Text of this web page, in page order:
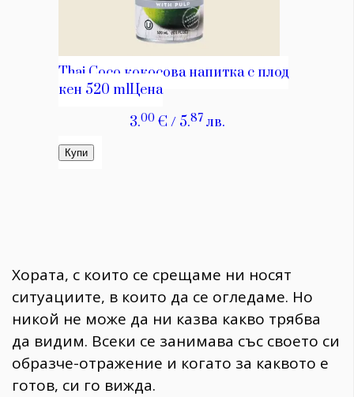
Хората, с които се срещаме ни носят
ситуациите, в които да се огледаме. Но
никой не може да ни казва какво трябва
да видим. Всеки се занимава със своето си
образче-отражение и когато за каквото е
готов, си го вижда.